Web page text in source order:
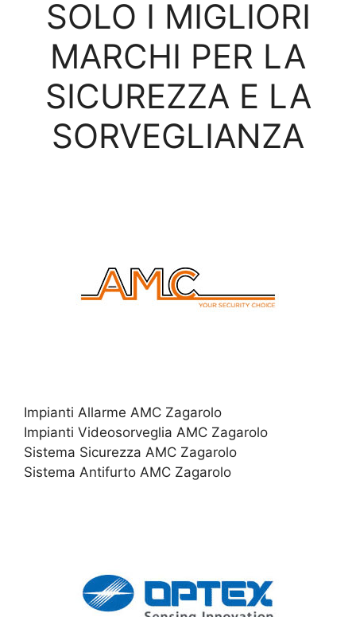
SOLO I MIGLIORI
MARCHI PER LA
SICUREZZA E LA
SORVEGLIANZA
Impianti Allarme AMC Zagarolo
Impianti Videosorveglia AMC Zagarolo
Sistema Sicurezza AMC Zagarolo
Sistema Antifurto AMC Zagarolo